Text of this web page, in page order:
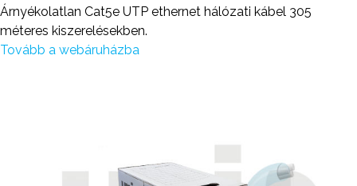
Árnyékolatlan Cat5e UTP ethernet hálózati kábel 305
méteres kiszerelésekben.
Tovább a webáruházba